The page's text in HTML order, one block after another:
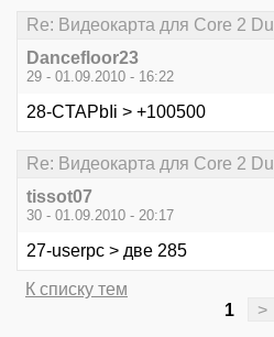
Re: Видеокарта для Core 2
Dancefloor23
29 - 01.09.2010 - 16:22
28-CTAPbIi > +100500
Re: Видеокарта для Core 2
tissot07
30 - 01.09.2010 - 20:17
27-userpc > две 285
К списку тем
1
>